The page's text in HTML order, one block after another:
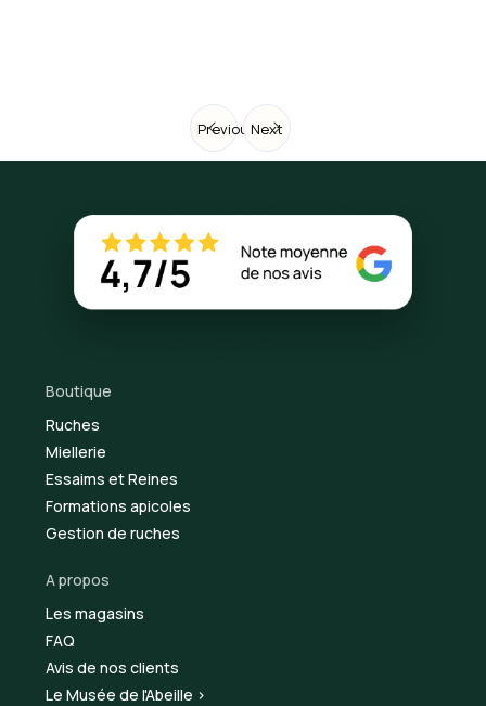
PreviousNext
Boutique
Ruches
Miellerie
Essaims et Reines
Formations apicoles
Gestion de ruches
A propos
Les magasins
FAQ
Avis de nos clients
Le Musée de l'Abeille >